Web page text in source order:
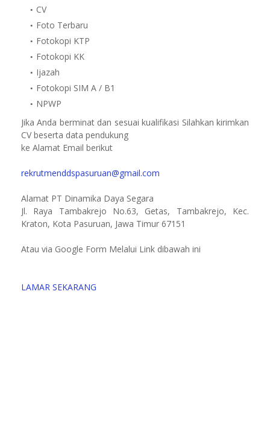
CV
Foto Terbaru
Fotokopi KTP
Fotokopi KK
Ijazah
Fotokopi SIM A / B1
NPWP
Jika Anda berminat dan sesuai kualifikasi Silahkan kirimkan
CV beserta data pendukung
ke Alamat Email berikut
rekrutmenddspasuruan@gmail.com
Alamat PT Dinamika Daya Segara
Jl. Raya Tambakrejo No.63, Getas, Tambakrejo, Kec.
Kraton, Kota Pasuruan, Jawa Timur 67151
Atau via Google Form Melalui Link dibawah ini
LAMAR SEKARANG